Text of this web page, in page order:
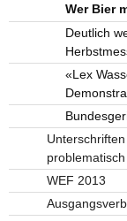
Wer Bier
Deutlich
«Lex
problematisch
WEF 2013